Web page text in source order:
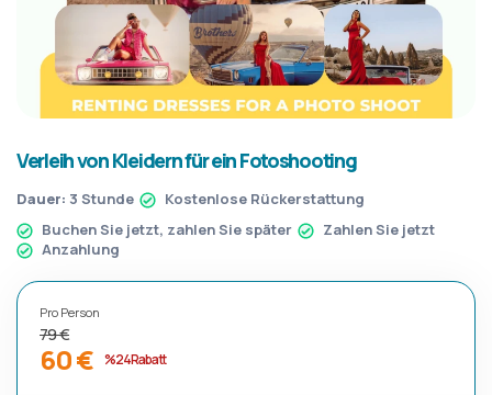
Verleih von Kleidern für ein Fotoshooting
Dauer: 3 Stunde
Kostenlose Rückerstattung
Buchen Sie jetzt, zahlen Sie später
Zahlen Sie jetzt
Anzahlung
Pro Person
79 €
60 € %24 Rabatt